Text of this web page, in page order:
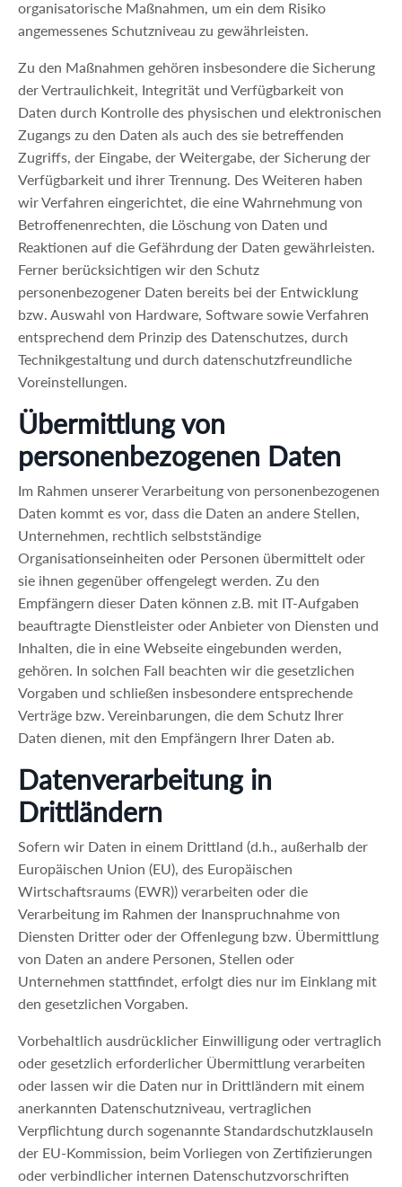
organisatorische Maßnahmen, um ein dem Risiko
angemessenes Schutzniveau zu gewährleisten.
Zu den Maßnahmen gehören insbesondere die Sicherung
der Vertraulichkeit, Integrität und Verfügbarkeit von
Daten durch Kontrolle des physischen und elektronischen
Zugangs zu den Daten als auch des sie betreffenden
Zugriffs, der Eingabe, der Weitergabe, der Sicherung der
Verfügbarkeit und ihrer Trennung. Des Weiteren haben
wir Verfahren eingerichtet, die eine Wahrnehmung von
Betroffenenrechten, die Löschung von Daten und
Reaktionen auf die Gefährdung der Daten gewährleisten.
Ferner berücksichtigen wir den Schutz
personenbezogener Daten bereits bei der Entwicklung
bzw. Auswahl von Hardware, Software sowie Verfahren
entsprechend dem Prinzip des Datenschutzes, durch
Technikgestaltung und durch datenschutzfreundliche
Voreinstellungen.
Übermittlung von
personenbezogenen Daten
Im Rahmen unserer Verarbeitung von personenbezogenen
Daten kommt es vor, dass die Daten an andere Stellen,
Unternehmen, rechtlich selbstständige
Organisationseinheiten oder Personen übermittelt oder
sie ihnen gegenüber offengelegt werden. Zu den
Empfängern dieser Daten können z.B. mit IT-Aufgaben
beauftragte Dienstleister oder Anbieter von Diensten und
Inhalten, die in eine Webseite eingebunden werden,
gehören. In solchen Fall beachten wir die gesetzlichen
Vorgaben und schließen insbesondere entsprechende
Verträge bzw. Vereinbarungen, die dem Schutz Ihrer
Daten dienen, mit den Empfängern Ihrer Daten ab.
Datenverarbeitung in
Drittländern
Sofern wir Daten in einem Drittland (d.h., außerhalb der
Europäischen Union (EU), des Europäischen
Wirtschaftsraums (EWR)) verarbeiten oder die
Verarbeitung im Rahmen der Inanspruchnahme von
Diensten Dritter oder der Offenlegung bzw. Übermittlung
von Daten an andere Personen, Stellen oder
Unternehmen stattfindet, erfolgt dies nur im Einklang mit
den gesetzlichen Vorgaben.
Vorbehaltlich ausdrücklicher Einwilligung oder vertraglich
oder gesetzlich erforderlicher Übermittlung verarbeiten
oder lassen wir die Daten nur in Drittländern mit einem
anerkannten Datenschutzniveau, vertraglichen
Verpflichtung durch sogenannte Standardschutzklauseln
der EU-Kommission, beim Vorliegen von Zertifizierungen
oder verbindlicher internen Datenschutzvorschriften